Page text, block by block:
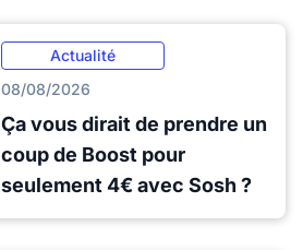
Actualité
08/08/2026
Ça vous dirait de prendre un
coup de Boost pour
seulement 4€ avec Sosh ?